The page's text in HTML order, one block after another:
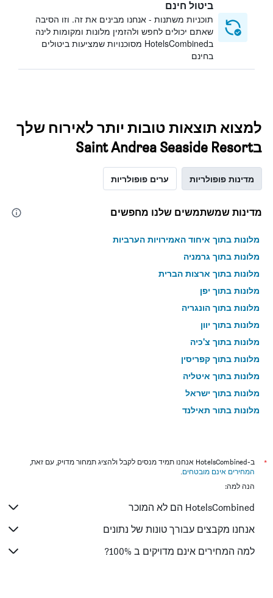
ביטול חינם
תוכניות משתנות - אנחנו מבינים את זה. וזו הסיבה
שאתם יכולים לחפש ולהזמין מלונות ומקומות לינה
בHotelsCombined מסוכנויות שמציעות ביטולים
בחינם
למצוא תוצאות טובות יותר לאירוח שלך
בSaint Andrea Seaside Resort
מדינות פופולריות ערים פופולריות
מדינות שמשתמשים שלנו מחפשים
מלונות בתוך איחוד האמירויות הערביות
מלונות בתוך גרמניה
מלונות בתוך ארצות הברית
מלונות בתוך יפן
מלונות בתוך הונגריה
מלונות בתוך יוון
מלונות בתוך צ'כיה
מלונות בתוך קפריסין
מלונות בתוך איטליה
מלונות בתוך ישראל
מלונות בתוך תאילנד
*
ב-HotelsCombined אנחנו תמיד מנסים לקבל ולהציג תמחור מדויק, עם זאת,
המחירים אינם מובטחים.
הנה למה:
HotelsCombined הם לא המוכר
אנחנו מקבצים עבורך טונות של נתונים
למה המחירים אינם מדויקים ב 100%?